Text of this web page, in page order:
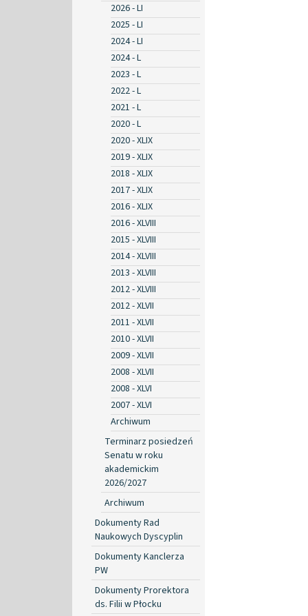
2026 - LI
2025 - LI
2024 - LI
2024 - L
2023 - L
2022 - L
2021 - L
2020 - L
2020 - XLIX
2019 - XLIX
2018 - XLIX
2017 - XLIX
2016 - XLIX
2016 - XLVIII
2015 - XLVIII
2014 - XLVIII
2013 - XLVIII
2012 - XLVIII
2012 - XLVII
2011 - XLVII
2010 - XLVII
2009 - XLVII
2008 - XLVII
2008 - XLVI
2007 - XLVI
Archiwum
Terminarz posiedzeń
Senatu w roku
akademickim
2026/2027
Archiwum
Dokumenty Rad
Naukowych Dyscyplin
Dokumenty Kanclerza
PW
Dokumenty Prorektora
ds. Filii w Płocku